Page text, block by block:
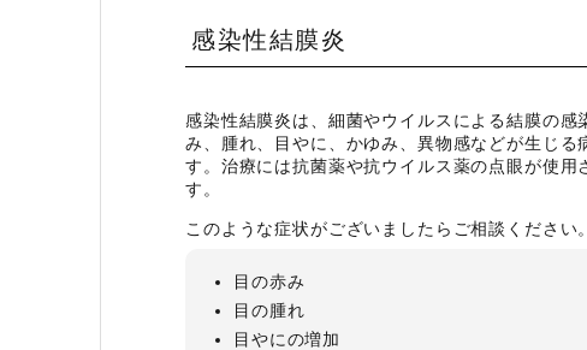
感染性結膜炎
感染性結膜炎は、細菌やウイルスによる結膜の感
み、腫れ、目やに、かゆみ、異物感などが生じる
す。治療には抗菌薬や抗ウイルス薬の点眼が使用
す。
このような症状がございましたらご相談ください。
目の赤み
目の腫れ
目やにの増加